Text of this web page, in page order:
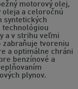
motorový olej,
a celoročnú
syntetických
technológiou
a v strihu veľmi
tvoreniu
a optimálne chráni
benzínové a
plynov.